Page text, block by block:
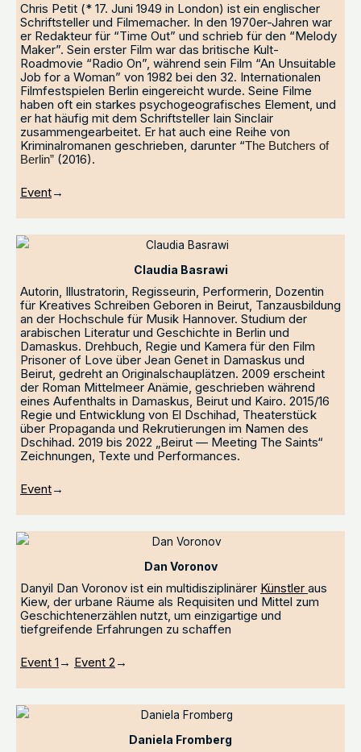
Chris Petit (* 17. Juni 1949 in London) ist ein englischer
Schriftsteller und Filmemacher. In den 1970er-Jahren war
er Redakteur für “Time Out” und schrieb für den “Melody
Maker”. Sein erster Film war das britische Kult-
Roadmovie “Radio On”, während sein Film “An Unsuitable
Job for a Woman” von 1982 bei den 32. Internationalen
Filmfestspielen Berlin eingereicht wurde. Seine Filme
haben oft ein starkes psychogeografisches Element, und
er hat häufig mit dem Schriftsteller Iain Sinclair
zusammengearbeitet. Er hat auch eine Reihe von
Kriminalromanen geschrieben, darunter “The Butchers of
Berlin” (2016).
Event→
Claudia Basrawi
Autorin, Illustratorin, Regisseurin, Performerin, Dozentin
für Kreatives Schreiben Geboren in Beirut, Tanzausbildung
an der Hochschule für Musik Hannover. Studium der
arabischen Literatur und Geschichte in Berlin und
Damaskus. Drehbuch, Regie und Kamera für den Film
Prisoner of Love über Jean Genet in Damaskus und
Beirut, gedreht an Originalschauplätzen. 2009 erscheint
der Roman Mittelmeer Anämie, geschrieben während
eines Aufenthalts in Damaskus, Beirut und Kairo. 2015/16
Regie und Entwicklung von El Dschihad, Theaterstück
über Propaganda und Rekrutierungen im Namen des
Dschihad. 2019 bis 2022 „Beirut — Meeting The Saints“
Zeichnungen, Texte und Performances.
Event→
Dan Voronov
Danyil Dan Voronov ist ein multidisziplinärer Künstler aus
Kiew, der urbane Räume als Requisiten und Mittel zum
Geschichtenerzählen nutzt, um einzigartige und
tiefgreifende Erfahrungen zu schaffen
Event 1 → Event 2 →
Daniela Fromberg